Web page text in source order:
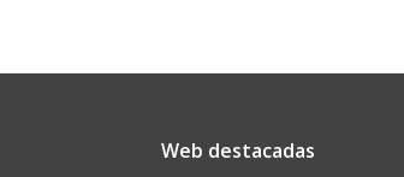
Web destacadas